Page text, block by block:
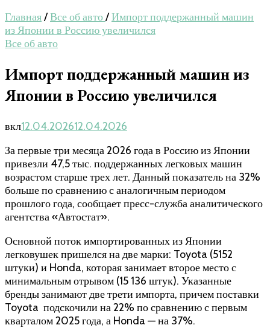
Главная/Все об авто/Импорт поддержанный машин
из Японии в Россию увеличился
Все об авто
Импорт поддержанный машин из
Японии в Россию увеличился
вкл12.04.202612.04.2026
За первые три месяца 2026 года в Россию из Японии
привезли 47,5 тыс. поддержанных легковых машин
возрастом старше трех лет. Данный показатель на 32%
больше по сравнению с аналогичным периодом
прошлого года, сообщает пресс-служба аналитического
агентства «Автостат».
Основной поток импортированных из Японии
легковушек пришелся на две марки: Toyota (5152
штуки) и Honda, которая занимает второе место с
минимальным отрывом (15 136 штук). Указанные
бренды занимают две трети импорта, причем поставки
Toyota подскочили на 22% по сравнению с первым
кварталом 2025 года, а Honda — на 37%.